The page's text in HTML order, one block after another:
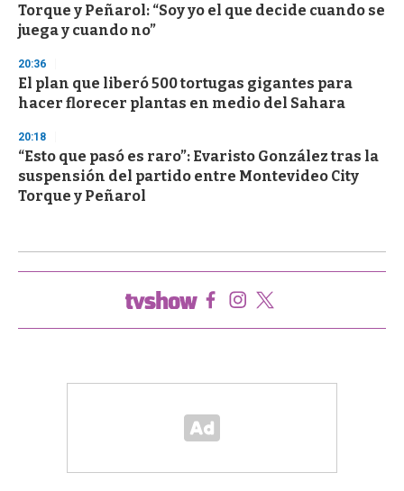
Torque y Peñarol: “Soy yo el que decide cuando se
juega y cuando no”
20:36
El plan que liberó 500 tortugas gigantes para
hacer florecer plantas en medio del Sahara
20:18
“Esto que pasó es raro”: Evaristo González tras la
suspensión del partido entre Montevideo City
Torque y Peñarol